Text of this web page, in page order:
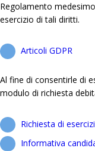
Regolamento
esercizio di tali diritti.
Articoli GDPR
Al fine di consentirle di
modulo di richiesta
Richiesta di
Informativa